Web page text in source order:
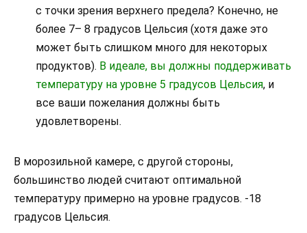
с точки зрения верхнего предела? Конечно, не
более 7– 8 градусов Цельсия (хотя даже это
может быть слишком много для некоторых
продуктов). В идеале, вы должны поддерживать
температуру на уровне 5 градусов Цельсия, и
все ваши пожелания должны быть
удовлетворены.
В морозильной камере, с другой стороны,
большинство людей считают оптимальной
температуру примерно на уровне градусов. -18
градусов Цельсия.